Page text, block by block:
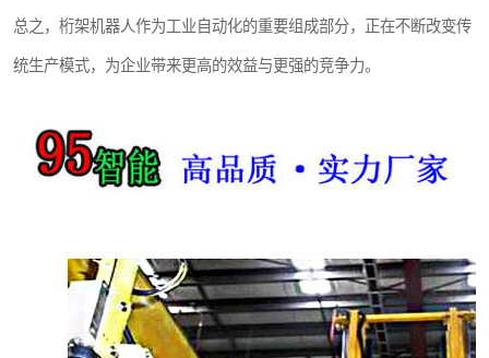
总之，桁架机器人作为工业自动化的重要组成部分，正在不断改变传
统生产模式，为企业带来更高的效益与更强的竞争力。